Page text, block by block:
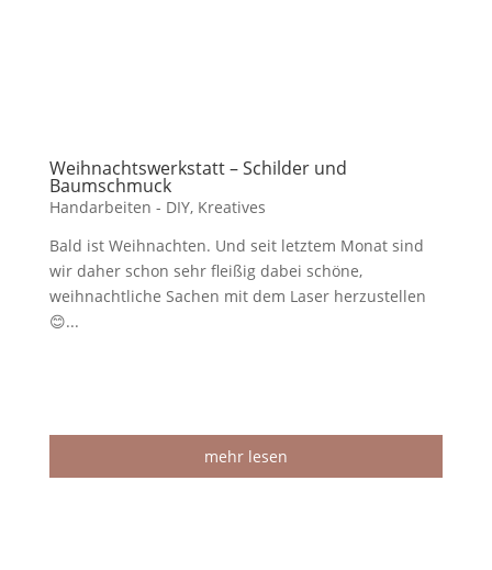
Weihnachtswerkstatt – Schilder und
Baumschmuck
Handarbeiten - DIY, Kreatives
Bald ist Weihnachten. Und seit letztem Monat sind
wir daher schon sehr fleißig dabei schöne,
weihnachtliche Sachen mit dem Laser herzustellen
😊...
mehr lesen